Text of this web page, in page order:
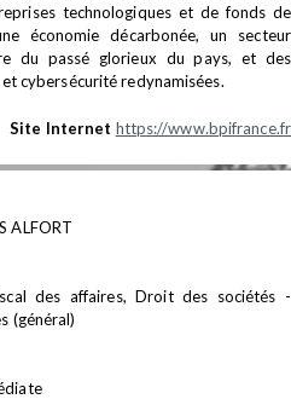
technologiques et de fonds de
économie décarbonée, un secteur
du passé glorieux du pays, et des
cybersécurité redynamisées.
Site Internet https://www.bpifrance.fr
ALFORT
des affaires, Droit des sociétés -
(général)